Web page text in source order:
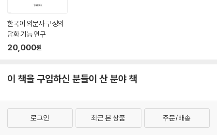
한국어 의문사 구성의
담화 기능 연구
20,000원
이 책을 구입하신 분들이 산 분야 책
로그인 최근 본 상품 주문/배송